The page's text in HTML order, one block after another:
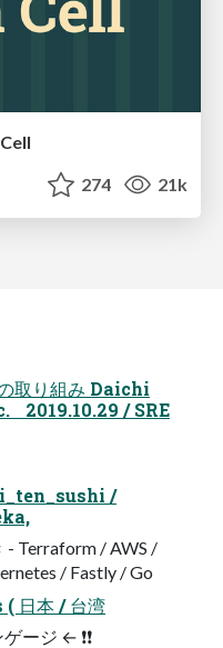
274 21k
取り組み Daichi
2019.10.29 / SRE
/
- Terraform / AWS /
/ Fastly / Go
日本 / 台湾
ージ ← ❗❗